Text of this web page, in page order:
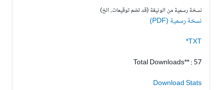
نسخة رسمية من الوثيقة (قد تضم توقيعات، الخ)
نسخة رسمية (PDF)
TXT*
Total Downloads** : 57
Download Stats